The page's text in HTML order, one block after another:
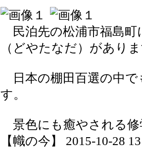
民泊先の松浦市福島町
（どやたなだ）があり
日本の棚田百選の中で
す。
景色にも癒やされる修
【幟の今】 2015-10-28